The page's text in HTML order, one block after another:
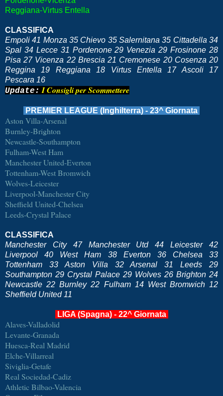
Reggiana-Virtus Entella
CLASSIFICA
Empoli 41 Monza 35 Chievo 35 Salernitana 35 Cittadella 34
Spal 34 Lecce 31 Pordenone 29 Venezia 29 Frosinone 28
Pisa 27 Vicenza 22 Brescia 21 Cremonese 20 Cosenza 20
Reggina 19 Reggiana 18 Virtus Entella 17 Ascoli 17
Pescara 16
Update: I Consigli per Scommettere
PREMIER LEAGUE (Inghilterra) - 23^ Giornata
Aston Villa-Arsenal
Burnley-Brighton
Newcastle-Southampton
Fulham-West Ham
Manchester United-Everton
Tottenham-West Bromwich
Wolves-Leicester
Liverpool-Manchester City
Sheffield United-Chelsea
Leeds-Crystal Palace
CLASSIFICA
Manchester City 47 Manchester Utd 44 Leicester 42
Liverpool 40 West Ham 38 Everton 36 Chelsea 33
Tottenham 33 Aston Villa 32 Arsenal 31 Leeds 29
Southampton 29 Crystal Palace 29 Wolves 26 Brighton 24
Newcastle 22 Burnley 22 Fulham 14 West Bromwich 12
Sheffield United 11
LIGA (Spagna) - 22^ Giornata
Alaves-Valladolid
Levante-Granada
Huesca-Real Madrid
Elche-Villarreal
Siviglia-Getafe
Real Sociedad-Cadiz
Athletic Bilbao-Valencia